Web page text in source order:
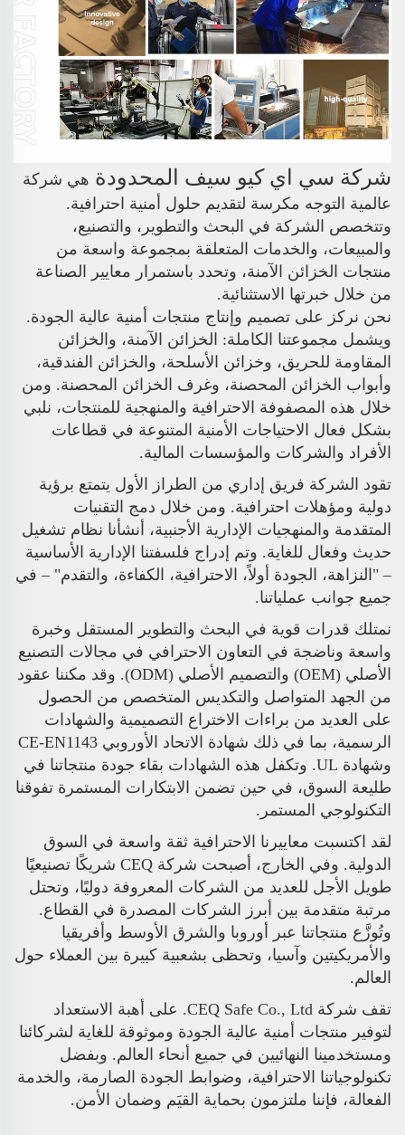
شركة سي اي كيو سيف المحدودة هي شركة
عالمية التوجه مكرسة لتقديم حلول أمنية احترافية.
وتتخصص الشركة في البحث والتطوير، والتصنيع،
والمبيعات، والخدمات المتعلقة بمجموعة واسعة من
منتجات الخزائن الآمنة، وتحدد باستمرار معايير الصناعة
من خلال خبرتها الاستثنائية.
نحن نركز على تصميم وإنتاج منتجات أمنية عالية الجودة.
ويشمل مجموعتنا الكاملة: الخزائن الآمنة، والخزائن
المقاومة للحريق، وخزائن الأسلحة، والخزائن الفندقية،
وأبواب الخزائن المحصنة، وغرف الخزائن المحصنة. ومن
خلال هذه المصفوفة الاحترافية والمنهجية للمنتجات، نلبي
بشكل فعال الاحتياجات الأمنية المتنوعة في قطاعات
الأفراد والشركات والمؤسسات المالية.
تقود الشركة فريق إداري من الطراز الأول يتمتع برؤية
دولية ومؤهلات احترافية. ومن خلال دمج التقنيات
المتقدمة والمنهجيات الإدارية الأجنبية، أنشأنا نظام تشغيل
حديث وفعال للغاية. وتم إدراج فلسفتنا الإدارية الأساسية
– "النزاهة، الجودة أولاً، الاحترافية، الكفاءة، والتقدم" – في
جميع جوانب عملياتنا.
نمتلك قدرات قوية في البحث والتطوير المستقل وخبرة
واسعة وناضجة في التعاون الاحترافي في مجالات التصنيع
الأصلي (OEM) والتصميم الأصلي (ODM). وقد مكننا عقود
من الجهد المتواصل والتكديس المتخصص من الحصول
على العديد من براءات الاختراع التصميمية والشهادات
الرسمية، بما في ذلك شهادة الاتحاد الأوروبي CE-EN1143
وشهادة UL. وتكفل هذه الشهادات بقاء جودة منتجاتنا في
طليعة السوق، في حين تضمن الابتكارات المستمرة تفوقنا
التكنولوجي المستمر.
لقد اكتسبت معاييرنا الاحترافية ثقة واسعة في السوق
الدولية. وفي الخارج، أصبحت شركة CEQ شريكًا تصنيعيًا
طويل الأجل للعديد من الشركات المعروفة دوليًا، وتحتل
مرتبة متقدمة بين أبرز الشركات المصدرة في القطاع.
وتُوزَّع منتجاتنا عبر أوروبا والشرق الأوسط وأفريقيا
والأمريكيتين وآسيا، وتحظى بشعبية كبيرة بين العملاء حول
العالم.
تقف شركة CEQ Safe Co., Ltd. على أهبة الاستعداد
لتوفير منتجات أمنية عالية الجودة وموثوقة للغاية لشركائنا
ومستخدمينا النهائيين في جميع أنحاء العالم. وبفضل
تكنولوجياتنا الاحترافية، وضوابط الجودة الصارمة، والخدمة
الفعالة، فإننا ملتزمون بحماية القيَم وضمان الأمن.